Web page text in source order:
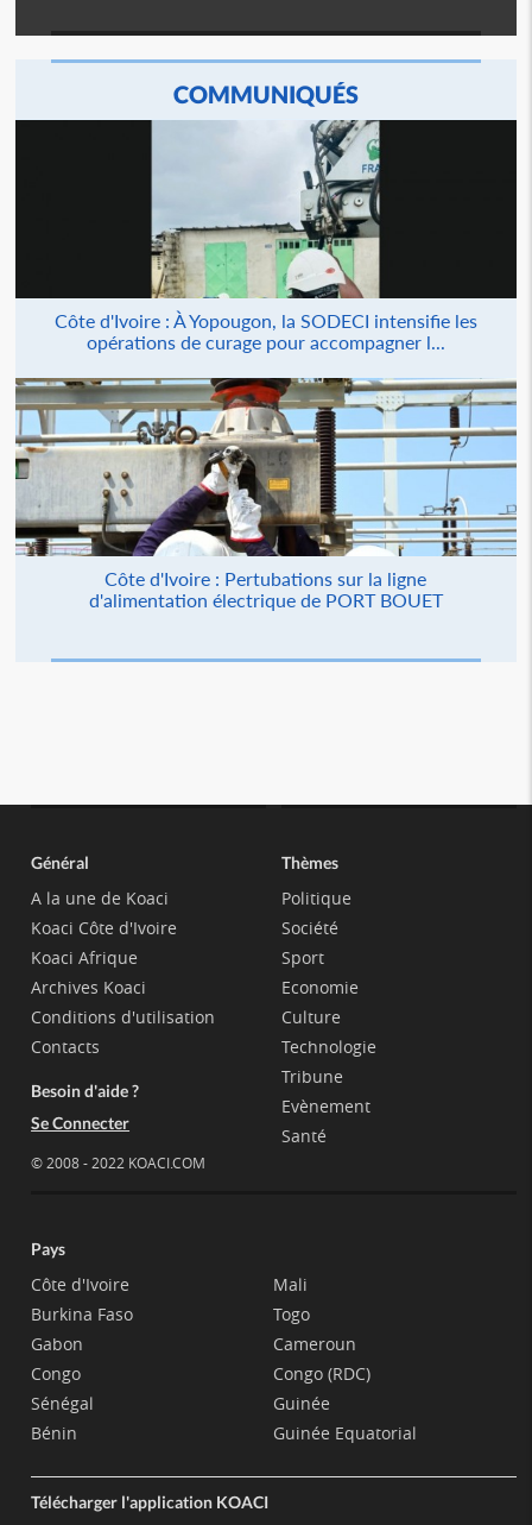
COMMUNIQUÉS
Côte d'Ivoire : À Yopougon, la SODECI intensifie les
opérations de curage pour accompagner l...
Côte d'Ivoire : Pertubations sur la ligne
d'alimentation électrique de PORT BOUET
Général
A la une de Koaci
Koaci Côte d'Ivoire
Koaci Afrique
Archives Koaci
Conditions d'utilisation
Contacts
Besoin d'aide ?
Se Connecter
© 2008 - 2022 KOACI.COM
Thèmes
Politique
Société
Sport
Economie
Culture
Technologie
Tribune
Evènement
Santé
Pays
Côte d'Ivoire
Burkina Faso
Gabon
Congo
Sénégal
Bénin
Mali
Togo
Cameroun
Congo (RDC)
Guinée
Guinée Equatorial
Télécharger l'application KOACI